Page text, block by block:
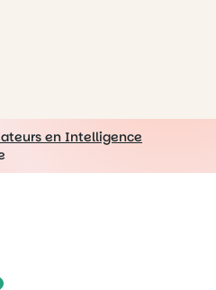
en Intelligence